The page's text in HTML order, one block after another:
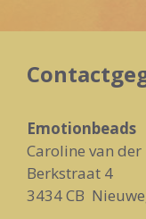
Emotionbeads
Caroline van der
Berkstraat 4
3434 CB